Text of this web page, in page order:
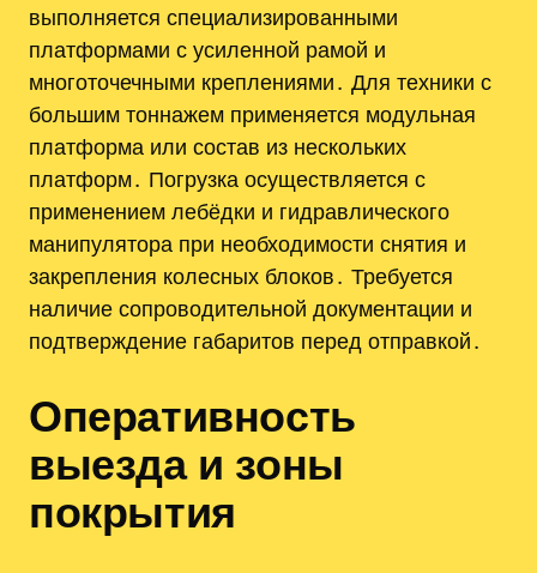
выполняется специализированными
платформами с усиленной рамой и
многоточечными креплениями․ Для техники с
большим тоннажем применяется модульная
платформа или состав из нескольких
платформ․ Погрузка осуществляется с
применением лебёдки и гидравлического
манипулятора при необходимости снятия и
закрепления колесных блоков․ Требуется
наличие сопроводительной документации и
подтверждение габаритов перед отправкой․
Оперативность
выезда и зоны
покрытия